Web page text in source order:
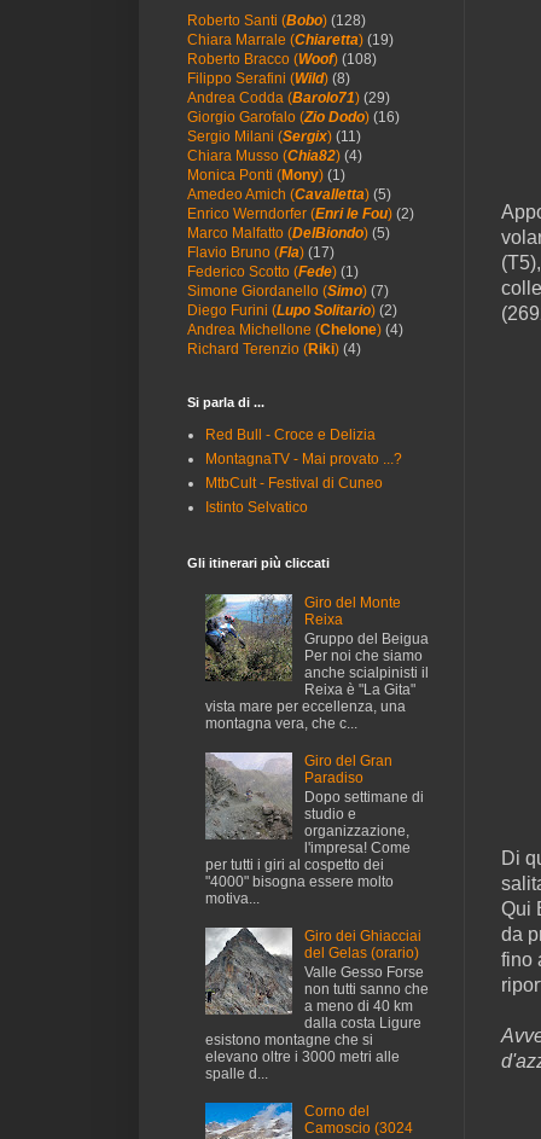
Di
Qui
da
fino
Roberto Santi (Bobo) (128)
Chiara Marrale (Chiaretta) (19)
Roberto Bracco (Woof) (108)
Filippo Serafini (Wild) (8)
Andrea Codda (Barolo71) (29)
Giorgio Garofalo (Zio Dodo) (16)
Sergio Milani (Sergix) (11)
Chiara Musso (Chia82) (4)
Monica Ponti (Mony) (1)
Amedeo Amich (Cavalletta) (5)
Enrico Werndorfer (Enri le Fou) (2)
Marco Malfatto (DelBiondo) (5)
Flavio Bruno (Fla) (17)
Federico Scotto (Fede) (1)
Simone Giordanello (Simo) (7)
Diego Furini (Lupo Solitario) (2)
Andrea Michellone (Chelone) (4)
Richard Terenzio (Riki) (4)
Si parla di ...
Red Bull - Croce e Delizia
MontagnaTV - Mai provato ...?
MtbCult - Festival di Cuneo
Istinto Selvatico
Gli itinerari più cliccati
Giro del Monte
Reixa
Gruppo del Beigua
Per noi che siamo
anche scialpinisti il
Reixa è "La Gita"
vista mare per eccellenza, una
montagna vera, che c...
Giro del Gran
Paradiso
Dopo settimane di
studio e
organizzazione,
l'impresa! Come
per tutti i giri al cospetto dei
"4000" bisogna essere molto
motiva...
Giro dei Ghiacciai
del Gelas (orario)
Valle Gesso Forse
non tutti sanno che
a meno di 40 km
dalla costa Ligure
esistono montagne che si
elevano oltre i 3000 metri alle
spalle d...
Corno del
Camoscio (3024